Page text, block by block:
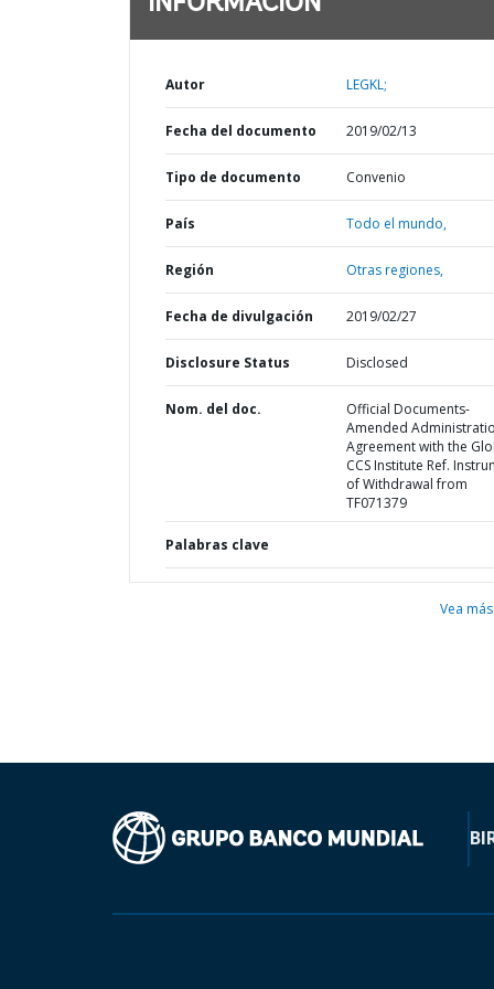
Autor LEGKL;
Fecha del documento 2019/02/13
Tipo de documento Convenio
País Todo el mundo,
Región Otras regiones,
Fecha de divulgación 2019/02/27
Disclosure Status Disclosed
Nom. del doc.
Official Documents-
Amended
Agreement with the
CCS Institute Ref.
of Withdrawal from
TF071379
Palabras clave
Vea más